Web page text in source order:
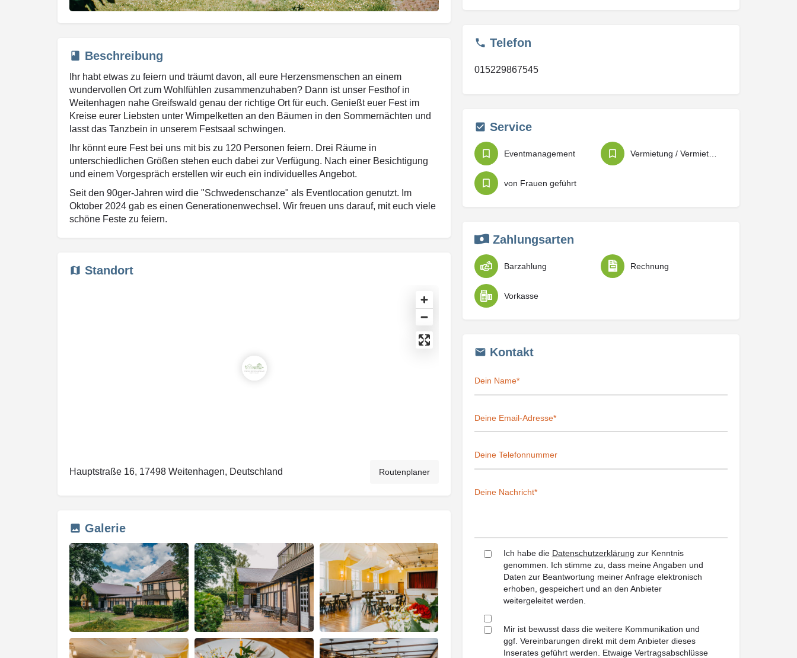
Beschreibung
Ihr habt etwas zu feiern und träumt davon, all eure Herzensmenschen an einem
wundervollen Ort zum Wohlfühlen zusammenzuhaben? Dann ist unser Festhof in
Weitenhagen nahe Greifswald genau der richtige Ort für euch. Genießt euer Fest im
Kreise eurer Liebsten unter Wimpelketten an den Bäumen in den Sommernächten und
lasst das Tanzbein in unserem Festsaal schwingen.
Ihr könnt eure Fest bei uns mit bis zu 120 Personen feiern. Drei Räume in
unterschiedlichen Größen stehen euch dabei zur Verfügung. Nach einer Besichtigung
und einem Vorgespräch erstellen wir euch ein individuelles Angebot.
Seit den 90ger-Jahren wird die "Schwedenschanze" als Eventlocation genutzt. Im
Oktober 2024 gab es einen Generationenwechsel. Wir freuen uns darauf, mit euch viele
schöne Feste zu feiern.
Standort
Hauptstraße 16, 17498 Weitenhagen, Deutschland Routenplaner
Galerie
Telefon
015229867545
Service
Eventmanagement
von Frauen geführt
Zahlungsarten
Barzahlung Rechnung
Vorkasse
Kontakt
Ich habe die Datenschutzerklärung zur Kenntnis
genommen. Ich stimme zu, dass meine Angaben und
Daten zur Beantwortung meiner Anfrage elektronisch
erhoben, gespeichert und an den Anbieter
weitergeleitet werden.
Mir ist bewusst dass die weitere Kommunikation und
ggf. Vereinbarungen direkt mit dem Anbieter dieses
Inserates geführt werden. Etwaige Vertragsabschlüsse